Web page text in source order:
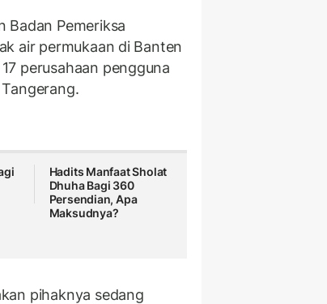
Badan Pemeriksa
air permukaan di Banten
perusahaan pengguna
Hadits Manfaat Sholat
Dhuha Bagi 360
Persendian, Apa
Maksudnya?
pihaknya sedang